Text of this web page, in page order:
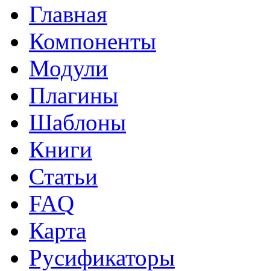
Главная
Компоненты
Модули
Плагины
Шаблоны
Книги
Статьи
FAQ
Карта
Русификаторы